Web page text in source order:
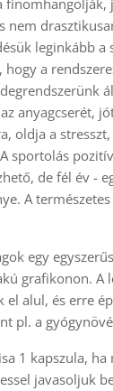
finomhangolják,
nem
leginkább a
a
anyagcserét,
oldja a
sportolás
de fél év -
A
egy
grafikonon. A
alul, és erre
pl. a
1 kapszula, ha
javasoljuk